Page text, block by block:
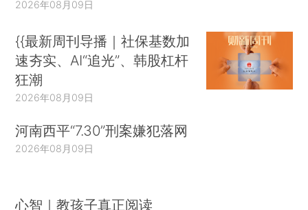
2026年08月09日
{{最新周刊导播｜社保基数加
速夯实、AI“追光”、韩股杠杆
狂潮
2026年08月09日
河南西平“7.30”刑案嫌犯落网
2026年08月09日
心智｜教孩子真正阅读